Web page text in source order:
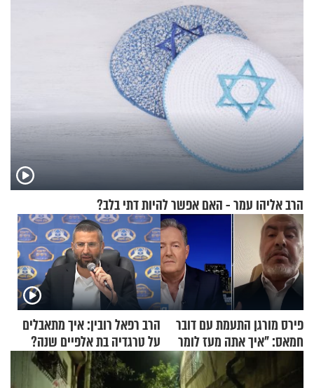
הרב אליהו עמר - האם אפשר להיות דתי בלב?
פירס מורגן התעמת עם דובר
חמאס: "איך אתה מעז לומר
שלא ביצעתם פשעי מלחמה?!"
הרב רפאל רובין: איך מתאבלים
על טרגדיה בת אלפיים שנה?